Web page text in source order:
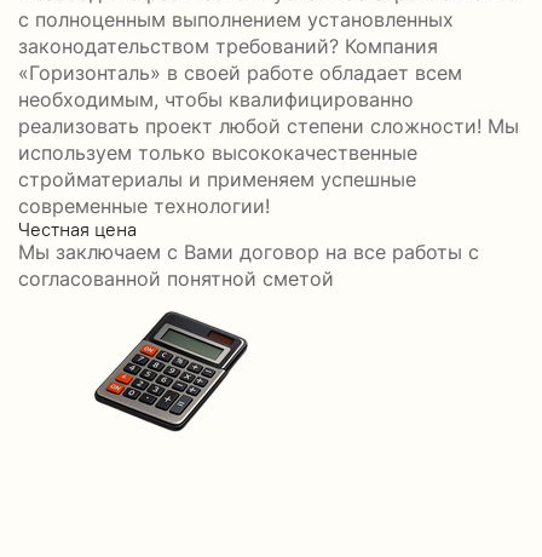
с полноценным выполнением установленных
законодательством требований? Компания
«Горизонталь» в своей работе обладает всем
необходимым, чтобы квалифицированно
реализовать проект любой степени сложности! Мы
используем только высококачественные
стройматериалы и применяем успешные
современные технологии!
Честная цена
Мы заключаем с Вами договор на все работы с
согласованной понятной сметой